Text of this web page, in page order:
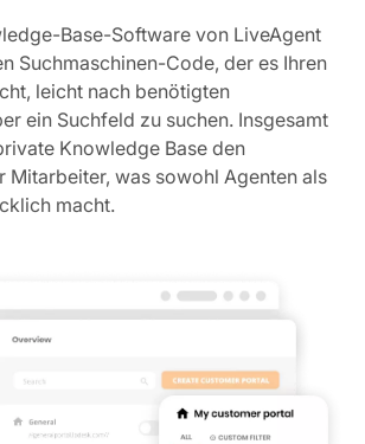
Base-Software von LiveAgent
Suchmaschinen-Code, der es Ihren
leicht nach benötigten
ein Suchfeld zu suchen. Insgesamt
Knowledge Base den
Mitarbeiter, was sowohl Agenten als
macht.